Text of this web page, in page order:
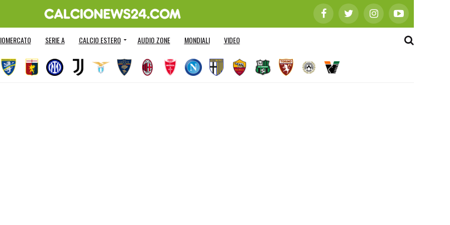
SERIE A CALCIO ESTERO AUDIO ZONE MONDIALI VIDEO